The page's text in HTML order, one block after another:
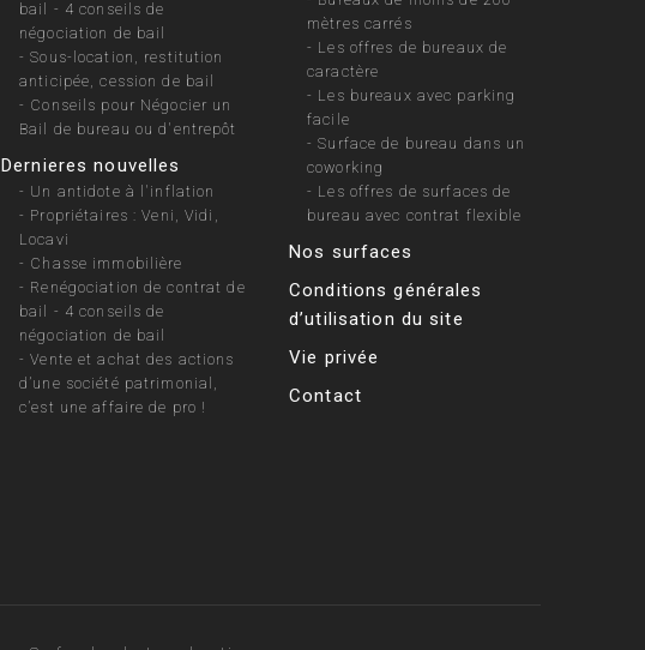
bail - 4 conseils de
négociation de bail
-Sous-location, restitution
anticipée, cession de bail
- Conseils pour Négocier un
Bail de bureau ou d'entrepôt
Dernieres nouvelles
- Un antidote à l'inflation
- Propriétaires : Veni, Vidi,
Locavi
- Chasse immobilière
- Renégociation de contrat de
bail - 4 conseils de
négociation de bail
-Vente et achat des actions
d’une société patrimonial,
c’est une affaire de pro !
mètres carrés
- Les offres de bureaux de
caractère
- Les bureaux avec parking
facile
-Surface de bureau dans un
coworking
- Les offres de surfaces de
bureau avec contrat flexible
Nos surfaces
Conditions générales
d’utilisation du site
Vie privée
Contact